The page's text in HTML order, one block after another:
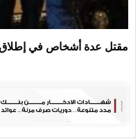
مقتل عدة أشخاص في إطلاق